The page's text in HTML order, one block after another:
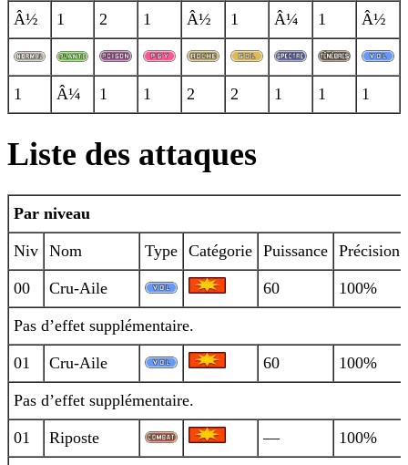
Â½ 1 2 1 Â½ 1 Â¼ 1 Â½
1 Â¼ 1 1 2 2 1 1 1
Liste des attaques
Par niveau
Niv Nom Type Catégorie Puissance Précision
00 Cru-Aile 60 100%
Pas d’effet supplémentaire.
01 Cru-Aile 60 100%
Pas d’effet supplémentaire.
01 Riposte — 100%